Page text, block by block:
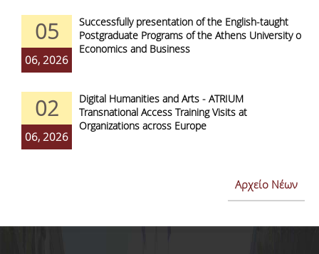
05
06, 2026
Successfully presentation of the English-taught
Postgraduate Programs of the Athens University of
Economics and Business
02
06, 2026
Digital Humanities and Arts - ATRIUM
Transnational Access Training Visits at
Organizations across Europe
Αρχείο Νέων